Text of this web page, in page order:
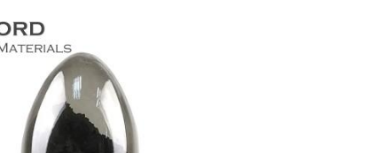
Italiano
日本語
Русский
한국어
Português